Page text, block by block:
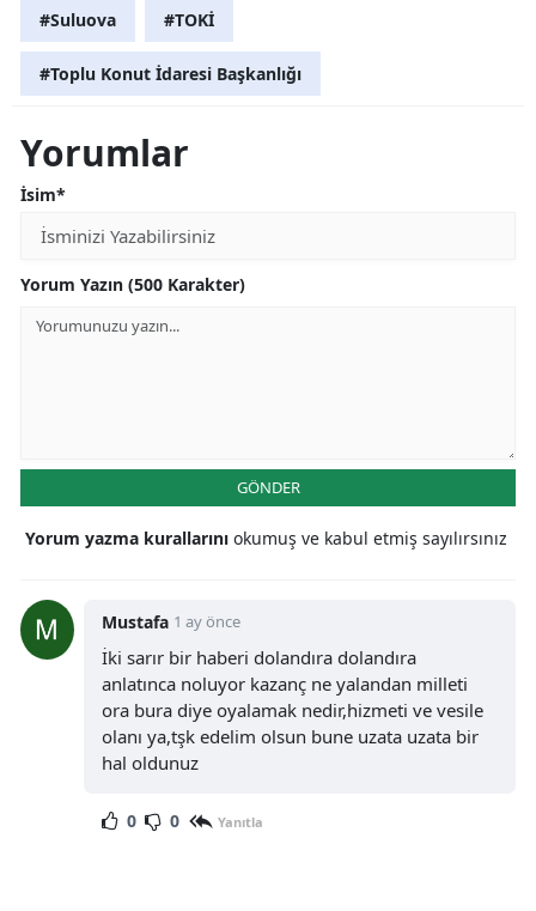
#Suluova #TOKİ
#Toplu Konut İdaresi Başkanlığı
Yorumlar
İsim*
Yorum Yazın (500 Karakter)
GÖNDER
Yorum yazma kurallarını okumuş ve kabul etmiş sayılırsınız
Mustafa 1 ay önce
İki sarır bir haberi dolandıra dolandıra
anlatınca noluyor kazanç ne yalandan milleti
ora bura diye oyalamak nedir,hizmeti ve vesile
olanı ya,tşk edelim olsun bune uzata uzata bir
hal oldunuz
0 0 Yanıtla